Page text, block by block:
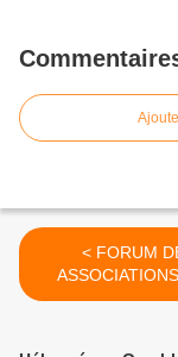
< FORUM DES